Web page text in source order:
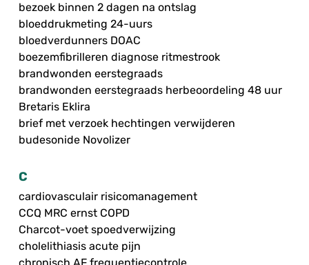
bezoek binnen 2 dagen na ontslag
bloeddrukmeting 24-uurs
bloedverdunners DOAC
boezemfibrilleren diagnose ritmestrook
brandwonden eerstegraads
brandwonden eerstegraads herbeoordeling 48 uur
Bretaris Eklira
brief met verzoek hechtingen verwijderen
budesonide Novolizer
C
cardiovasculair risicomanagement
CCQ MRC ernst COPD
Charcot-voet spoedverwijzing
cholelithiasis acute pijn